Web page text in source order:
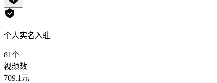
个人实名入驻
81个
视频数
709.1元